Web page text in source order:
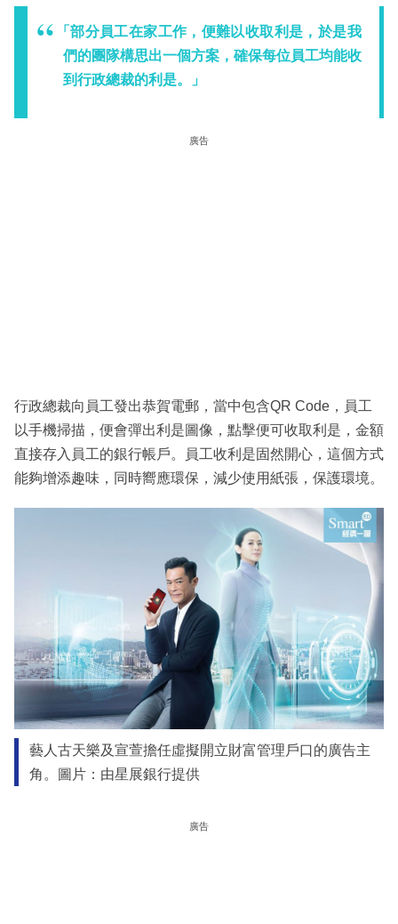
「部分員工在家工作，便難以收取利是，於是我
們的團隊構思出一個方案，確保每位員工均能收
到行政總裁的利是。」
廣告
行政總裁向員工發出恭賀電郵，當中包含QR Code，員工
以手機掃描，便會彈出利是圖像，點擊便可收取利是，金額
直接存入員工的銀行帳戶。員工收利是固然開心，這個方式
能夠增添趣味，同時嚮應環保，減少使用紙張，保護環境。
藝人古天樂及宣萱擔任虛擬開立財富管理戶口的廣告主
角。圖片：由星展銀行提供
廣告